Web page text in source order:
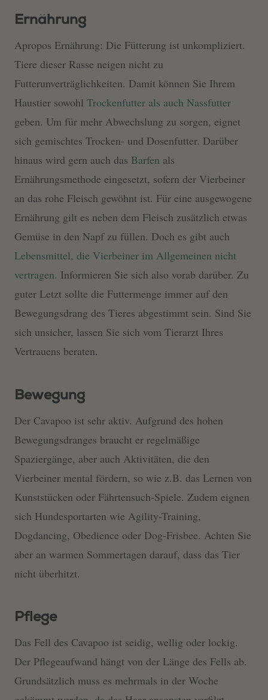
Ernährung
Apropos Ernährung: Die Fütterung ist unkompliziert.
Tiere dieser Rasse neigen nicht zu
Futterunverträglichkeiten. Damit können Sie Ihrem
Haustier sowohl Trockenfutter als auch Nassfutter
geben. Um für mehr Abwechslung zu sorgen, eignet
sich gemischtes Trocken- und Dosenfutter. Darüber
hinaus wird gern auch das Barfen als
Ernährungsmethode eingesetzt, sofern der Vierbeiner
an das rohe Fleisch gewöhnt ist. Für eine ausgewogene
Ernährung gilt es neben dem Fleisch zusätzlich etwas
Gemüse in den Napf zu füllen. Doch es gibt auch
Lebensmittel, die Vierbeiner im Allgemeinen nicht
vertragen. Informieren Sie sich also vorab darüber. Zu
guter Letzt sollte die Futtermenge immer auf den
Bewegungsdrang des Tieres abgestimmt sein. Sind Sie
sich unsicher, lassen Sie sich vom Tierarzt Ihres
Vertrauens beraten.
Bewegung
Der Cavapoo ist sehr aktiv. Aufgrund des hohen
Bewegungsdranges braucht er regelmäßige
Spaziergänge, aber auch Aktivitäten, die den
Vierbeiner mental fördern, so wie z.B. das Lernen von
Kunststücken oder Fährtensuch-Spiele. Zudem eignen
sich Hundesportarten wie Agility-Training,
Dogdancing, Obedience oder Dog-Frisbee. Achten Sie
aber an warmen Sommertagen darauf, dass das Tier
nicht überhitzt.
Pflege
Das Fell des Cavapoo ist seidig, wellig oder lockig.
Der Pflegeaufwand hängt von der Länge des Fells ab.
Grundsätzlich muss es mehrmals in der Woche